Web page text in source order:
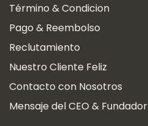
Término & Condicion
Pago & Reembolso
Reclutamiento
Nuestro Cliente Feliz
Contacto con Nosotros
Mensaje del CEO & Fundador